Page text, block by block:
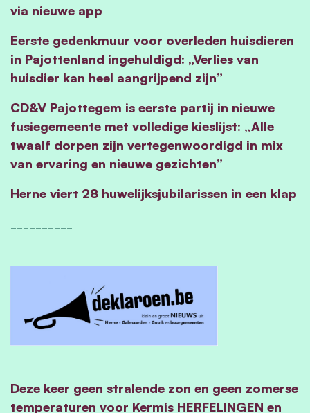
via nieuwe app
Eerste gedenkmuur voor overleden huisdieren
in Pajottenland ingehuldigd: „Verlies van
huisdier kan heel aangrijpend zijn”
CD&V Pajottegem is eerste partij in nieuwe
fusiegemeente met volledige kieslijst: „Alle
twaalf dorpen zijn vertegenwoordigd in mix
van ervaring en nieuwe gezichten”
Herne viert 28 huwelijksjubilarissen in een klap
Deze keer geen stralende zon en geen zomerse
temperaturen voor Kermis HERFELINGEN en